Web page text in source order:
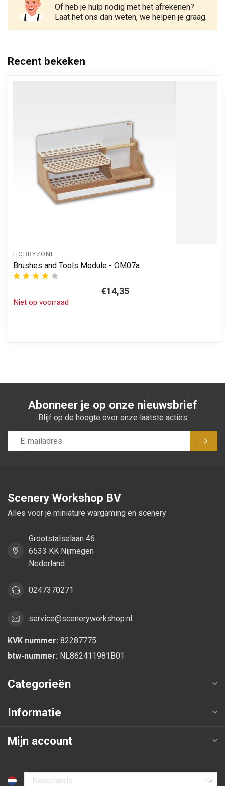
Of heb je hulp nodig met het afrekenen?
Laat het ons dan weten, we helpen je graag.
Recent bekeken
HOBBYZONE
Brushes and Tools Module - OM07a
€14,35
Niet op voorraad
Abonneer je op onze nieuwsbrief
Blijf op de hoogte over onze laatste acties
Scenery Workshop BV
Alles voor je miniature wargaming en scenery
Grootstalselaan 46
6533 KK Nijmegen
Nederland
0247370271
service@sceneryworkshop.nl
KVK nummer: 82287775
btw-nummer: NL862411981B01
Categorieën
Informatie
Mijn account